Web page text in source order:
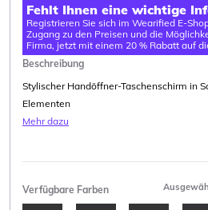
Fehlt Ihnen eine wichtige
Registrieren Sie sich im Wearified E-
Zugang zu den Preisen und die
Firma, jetzt mit einem 20 % Rabatt auf
Beschreibung
Stylischer Handöffner-Taschenschirm in
Elementen
Mehr dazu
Verfügbare Farben